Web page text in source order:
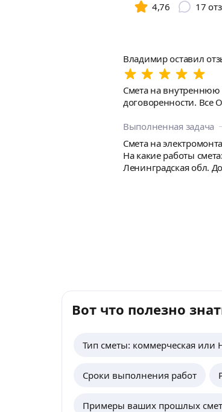
4,76
17
Владимир оставил
Смета на внутреннюю
договоренности. Все
Выполненная задача
Смета на
На какие работы
Ленинградская обл.
Вот что полезно
Тип сметы: коммерческая или
Сроки выполнения работ
Примеры ваших прошлых смет